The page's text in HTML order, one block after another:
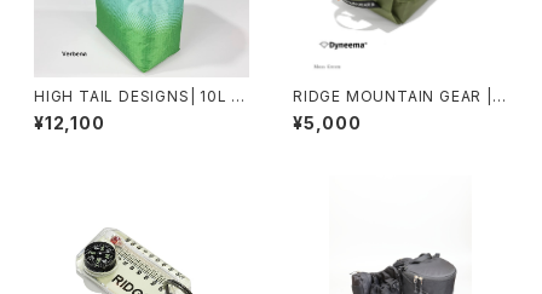
HIGH TAIL DESIGNS| 10L St
uff Sack TX50
¥12,100
RIDGE MOUNTAIN GEAR |
Case M
¥5,000